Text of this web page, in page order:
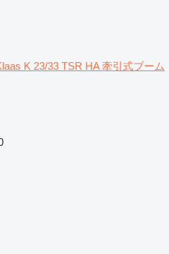
K 23/33 TSR HA 牽引式ブーム